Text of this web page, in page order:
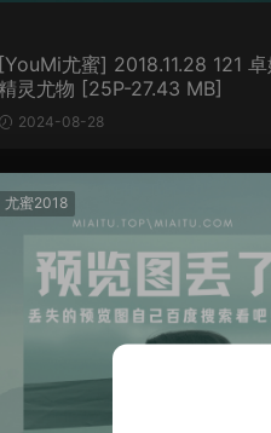
[YouMi尤蜜] 2018.11.28 121
精灵尤物 [25P-27.43 MB]
2024-08-28
尤蜜2018